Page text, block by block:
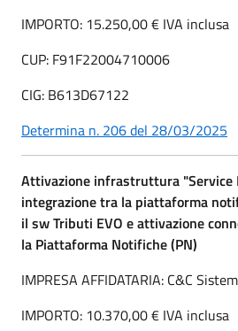
IMPORTO: 15.250,00 € IVA inclusa
CUP: F91F22004710006
CIG: B613D67122
Determina n. 206 del 28/03/2025
Attivazione infrastruttura "Service
integrazione tra la piattaforma
il sw Tributi EVO e attivazione
la Piattaforma Notifiche (PN)
IMPRESA AFFIDATARIA: C&C
IMPORTO: 10.370,00 € IVA inclusa